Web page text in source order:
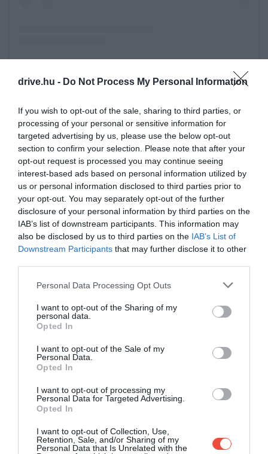
drive.hu - Do Not Process My Personal Information
If you wish to opt-out of the sale, sharing to third parties, or
processing of your personal or sensitive information for
targeted advertising by us, please use the below opt-out
section to confirm your selection. Please note that after your
opt-out request is processed you may continue seeing
interest-based ads based on personal information utilized by
us or personal information disclosed to third parties prior to
your opt-out. You may separately opt-out of the further
disclosure of your personal information by third parties on the
IAB’s list of downstream participants. This information may
also be disclosed by us to third parties on the IAB’s List of
Downstream Participants that may further disclose it to other
Please note that this website/app uses one or more Google
not limited to your visit or usage behaviour. You may click to
grant or deny consent to Google and its third-party tags to
use your data for below specified purposes in below Google
consent section.
Personal Data Processing Opt Outs
I want to opt-out of the Sharing of my
personal data.
Opted In
I want to opt-out of the Sale of my
Personal Data.
Opted In
I want to opt-out of processing my
Personal Data for Targeted Advertising.
Opted In
I want to opt-out of Collection, Use,
Retention, Sale, and/or Sharing of my
Personal Data that Is Unrelated with the
A gigantikus lakás két szinten terül el, és a
maximális luxus mellett egy lift és egy tucat
parkolóhely is jár hozzá. Ezen felül a leendő vásárló
kihasználhatja az épület összes szolgáltatását,
beleértve például a 123. emeleten található privát
társalgót, a kinti jacuzzikat és a 25 méter hosszú
medencét is. Az új tulajdonosok továbbá
hozzáférhetnek majd a privát kertekhez, a
játszótérhez, három edzőteremhez, teniszpályákhoz
látványterveket a beillesztett, lapozós Instagram-
posztban lehet látni.